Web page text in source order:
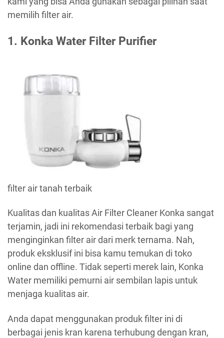
memilih filter air.
1. Konka Water Filter Purifier
filter air tanah terbaik
Kualitas dan kualitas Air Filter Cleaner Konka sangat
terjamin, jadi ini rekomendasi terbaik bagi yang
menginginkan filter air dari merk ternama. Nah,
produk eksklusif ini bisa kamu temukan di toko
online dan offline. Tidak seperti merek lain, Konka
Water memiliki pemurni air sembilan lapis untuk
menjaga kualitas air.
Anda dapat menggunakan produk filter ini di
berbagai jenis kran karena terhubung dengan kran,